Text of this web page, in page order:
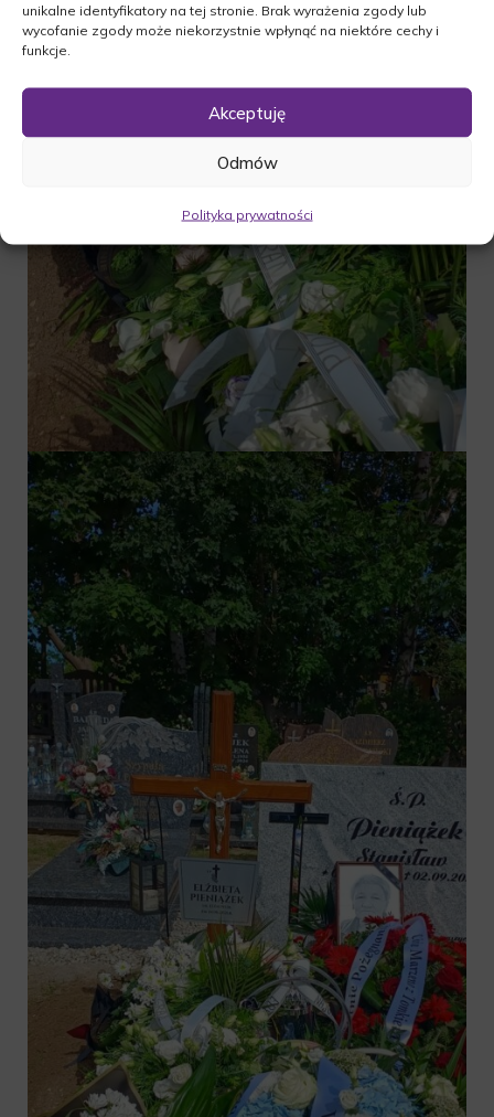
unikalne identyfikatory na tej stronie. Brak wyrażenia zgody lub
wycofanie zgody może niekorzystnie wpłynąć na niektóre cechy i
funkcje.
Akceptuję
Odmów
Polityka prywatności